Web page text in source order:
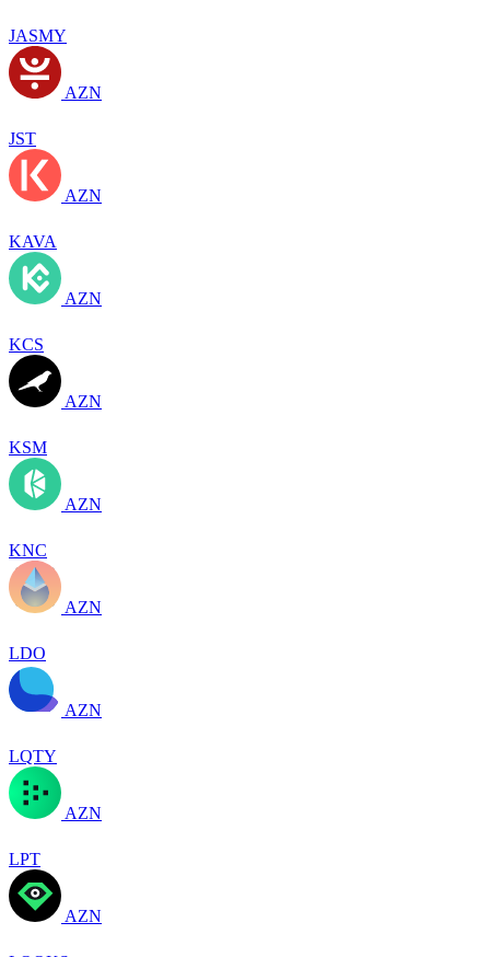
JASMY
AZN
JST
AZN
KAVA
AZN
KCS
AZN
KSM
AZN
KNC
AZN
LDO
AZN
LQTY
AZN
LPT
AZN